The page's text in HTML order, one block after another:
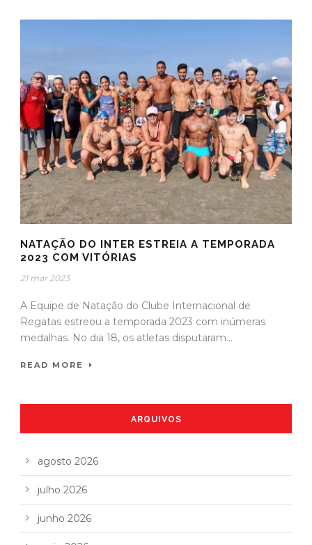
NATAÇÃO DO INTER ESTREIA A TEMPORADA
2023 COM VITÓRIAS
21 mar 2023
A Equipe de Natação do Clube Internacional de
Regatas estreou a temporada 2023 com inúmeras
medalhas. No dia 18, os atletas disputaram...
READ MORE
ARQUIVOS
agosto 2026
julho 2026
junho 2026